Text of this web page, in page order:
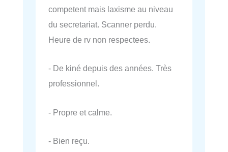
competent mais laxisme au niveau
du secretariat. Scanner perdu.
Heure de rv non respectees.
- De kiné depuis des années. Très
professionnel.
- Propre et calme.
- Bien reçu.